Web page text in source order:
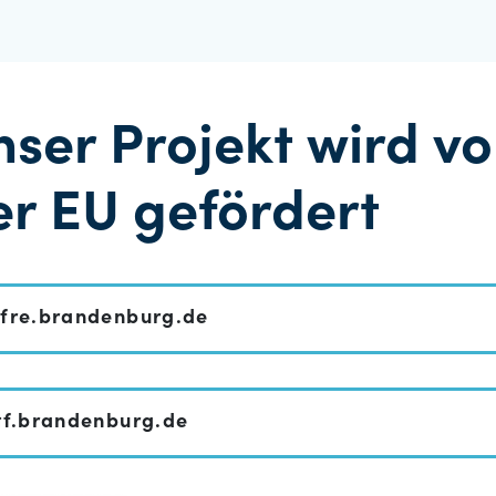
Projekt wird
EU gefördert